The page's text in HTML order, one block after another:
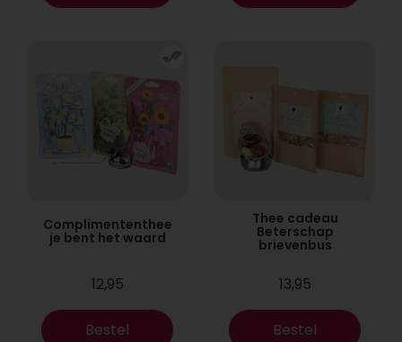
Complimententhee
je bent het waard
12,95
Bestel
Thee cadeau
Beterschap
brievenbus
13,95
Bestel